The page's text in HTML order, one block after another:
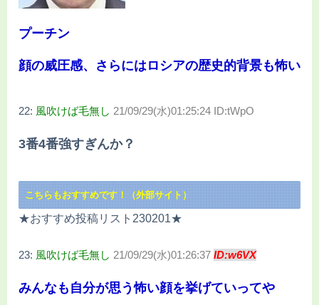
プーチン
顔の威圧感、さらにはロシアの歴史的背景も怖い
22: 風吹けば毛無し 21/09/29(水)01:25:24 ID:tWpO
3番4番強すぎんか？
こちらもおすすめです！（外部サイト）
★おすすめ投稿リスト230201★
23: 風吹けば毛無し 21/09/29(水)01:26:37 ID:w6VX
みんなも自分が思う怖い顔を挙げていってや